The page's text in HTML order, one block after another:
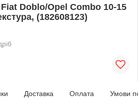
Doblo/Opel Combo 10-15
(182608123)
Доставка Оплата Умови